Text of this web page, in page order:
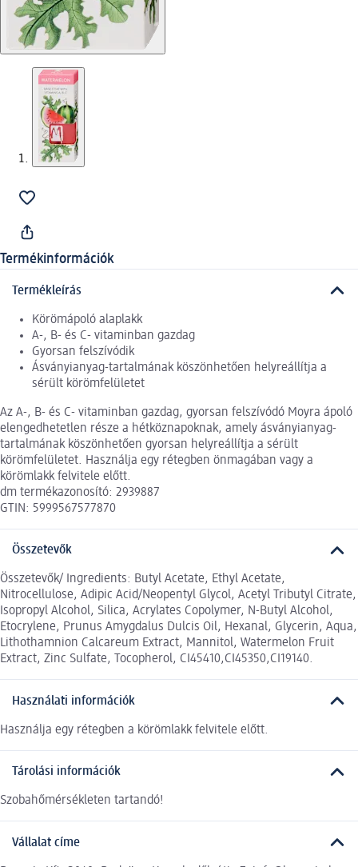
Termékinformációk
Termékleírás
Körömápoló alaplakk
A-, B- és C- vitaminban gazdag
Gyorsan felszívódik
Ásványianyag-tartalmának köszönhetően helyreállítja a
sérült körömfelületet
Az A-, B- és C- vitaminban gazdag, gyorsan felszívódó Moyra ápoló
elengedhetetlen része a hétköznapoknak, amely ásványianyag-
tartalmának köszönhetően gyorsan helyreállítja a sérült
körömfelületet. Használja egy rétegben önmagában vagy a
körömlakk felvitele előtt.
dm termékazonosító: 2939887
GTIN: 5999567577870
Összetevők
Összetevők/ Ingredients: Butyl Acetate, Ethyl Acetate,
Nitrocellulose, Adipic Acid/Neopentyl Glycol, Acetyl Tributyl Citrate,
Isopropyl Alcohol, Silica, Acrylates Copolymer, N-Butyl Alcohol,
Etocrylene, Prunus Amygdalus Dulcis Oil, Hexanal, Glycerin, Aqua,
Lithothamnion Calcareum Extract, Mannitol, Watermelon Fruit
Extract, Zinc Sulfate, Tocopherol, CI45410,CI45350,CI19140.
Használati információk
Használja egy rétegben a körömlakk felvitele előtt.
Tárolási információk
Szobahőmérsékleten tartandó!
Vállalat címe